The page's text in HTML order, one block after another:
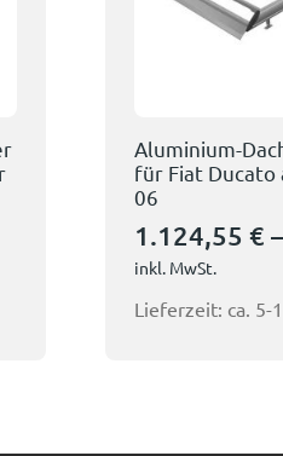
Aluminium-
für Fiat Ducato
06
1.124,55 € –
inkl. MwSt.
Lieferzeit: ca. 5-